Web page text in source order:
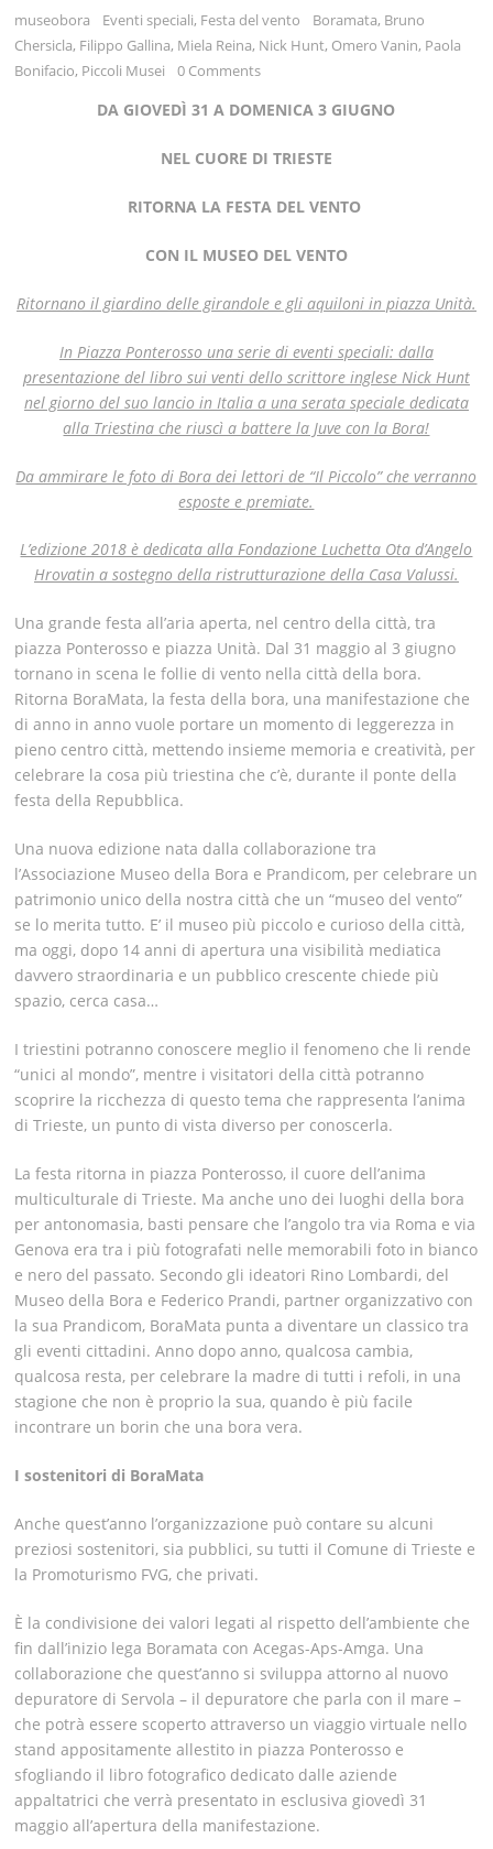
museobora Eventi speciali, Festa del vento Boramata, Bruno
Chersicla, Filippo Gallina, Miela Reina, Nick Hunt, Omero Vanin, Paola
Bonifacio, Piccoli Musei 0 Comments
DA GIOVEDÌ 31 A DOMENICA 3 GIUGNO
NEL CUORE DI TRIESTE
RITORNA LA FESTA DEL VENTO
CON IL MUSEO DEL VENTO
Ritornano il giardino delle girandole e gli aquiloni in piazza Unità.
In Piazza Ponterosso una serie di eventi speciali: dalla
presentazione del libro sui venti dello scrittore inglese Nick Hunt
nel giorno del suo lancio in Italia a una serata speciale dedicata
alla Triestina che riuscì a battere la Juve con la Bora!
Da ammirare le foto di Bora dei lettori de “Il Piccolo” che verranno
esposte e premiate.
L’edizione 2018 è dedicata alla Fondazione Luchetta Ota d’Angelo
Hrovatin a sostegno della ristrutturazione della Casa Valussi.
Una grande festa all’aria aperta, nel centro della città, tra
piazza Ponterosso e piazza Unità. Dal 31 maggio al 3 giugno
tornano in scena le follie di vento nella città della bora.
Ritorna BoraMata, la festa della bora, una manifestazione che
di anno in anno vuole portare un momento di leggerezza in
pieno centro città, mettendo insieme memoria e creatività, per
celebrare la cosa più triestina che c’è, durante il ponte della
festa della Repubblica.
Una nuova edizione nata dalla collaborazione tra
l’Associazione Museo della Bora e Prandicom, per celebrare un
patrimonio unico della nostra città che un “museo del vento”
se lo merita tutto. E’ il museo più piccolo e curioso della città,
ma oggi, dopo 14 anni di apertura una visibilità mediatica
davvero straordinaria e un pubblico crescente chiede più
spazio, cerca casa…
I triestini potranno conoscere meglio il fenomeno che li rende
“unici al mondo”, mentre i visitatori della città potranno
scoprire la ricchezza di questo tema che rappresenta l’anima
di Trieste, un punto di vista diverso per conoscerla.
La festa ritorna in piazza Ponterosso, il cuore dell’anima
multiculturale di Trieste. Ma anche uno dei luoghi della bora
per antonomasia, basti pensare che l’angolo tra via Roma e via
Genova era tra i più fotografati nelle memorabili foto in bianco
e nero del passato. Secondo gli ideatori Rino Lombardi, del
Museo della Bora e Federico Prandi, partner organizzativo con
la sua Prandicom, BoraMata punta a diventare un classico tra
gli eventi cittadini. Anno dopo anno, qualcosa cambia,
qualcosa resta, per celebrare la madre di tutti i refoli, in una
stagione che non è proprio la sua, quando è più facile
incontrare un borin che una bora vera.
I sostenitori di BoraMata
Anche quest’anno l’organizzazione può contare su alcuni
preziosi sostenitori, sia pubblici, su tutti il Comune di Trieste e
la Promoturismo FVG, che privati.
È la condivisione dei valori legati al rispetto dell’ambiente che
fin dall’inizio lega Boramata con Acegas-Aps-Amga. Una
collaborazione che quest’anno si sviluppa attorno al nuovo
depuratore di Servola – il depuratore che parla con il mare –
che potrà essere scoperto attraverso un viaggio virtuale nello
stand appositamente allestito in piazza Ponterosso e
sfogliando il libro fotografico dedicato dalle aziende
appaltatrici che verrà presentato in esclusiva giovedì 31
maggio all’apertura della manifestazione.